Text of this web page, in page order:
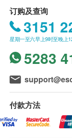
心脏检查
十二导联心电
幽门螺杆菌 重
常见遗传性疾
地贫基因分型
G-6PD缺乏性
来完成宫颈
超过3天)，
可能会因此
如您有近期
企鹅门诊部
如果商户页
文、英文三
繁体中文版
体检报告为
体检报告会
可选择以下
出具体
讯息至
订购及查询
3151
星期一至六早上9时至晚上
5283
付款方法